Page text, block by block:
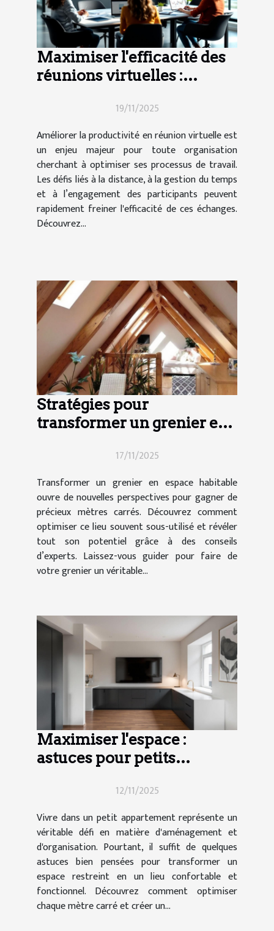
Maximiser l'efficacité des
réunions virtuelles :
19/11/2025
Améliorer la productivité en réunion virtuelle est
un enjeu majeur pour toute organisation
cherchant à optimiser ses processus de travail.
Les défis liés à la distance, à la gestion du temps
et à l’engagement des participants peuvent
rapidement freiner l'efficacité de ces échanges.
Découvrez...
Stratégies pour
transformer un grenier en
17/11/2025
Transformer un grenier en espace habitable
ouvre de nouvelles perspectives pour gagner de
précieux mètres carrés. Découvrez comment
optimiser ce lieu souvent sous-utilisé et révéler
tout son potentiel grâce à des conseils
d’experts. Laissez-vous guider pour faire de
votre grenier un véritable...
Maximiser l'espace :
astuces pour petits
12/11/2025
Vivre dans un petit appartement représente un
véritable défi en matière d'aménagement et
d'organisation. Pourtant, il suffit de quelques
astuces bien pensées pour transformer un
espace restreint en un lieu confortable et
fonctionnel. Découvrez comment optimiser
chaque mètre carré et créer un...